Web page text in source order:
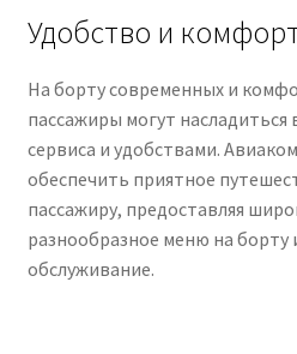
Удобство и
На борту современных и
пассажиры могут
сервиса и удобствами.
обеспечить приятное
пассажиру, предоставляя
разнообразное меню на борту
обслуживание.